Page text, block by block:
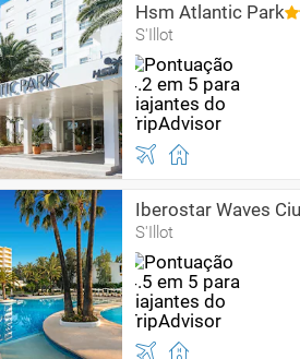
Hsm Atlantic Park
S'Illot
Iberostar Waves
S'Illot